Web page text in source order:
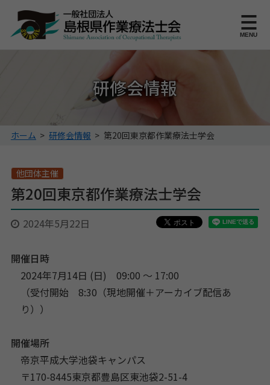
このページの本文へ
MENU
研修会情報
こ
ー
ジ
の
位
置:
ホーム > 研修会情報 > 第20回東京都作業療法士学会
他団体主催
第20回東京都作業療法士学会
2024年5月22日
開催日時
2024年7月14日 (日) 09:00 〜 17:00
（受付開始 8:30（現地開催＋アーカイブ配信あ
り））
開催場所
帝京平成大学池袋キャンパス
〒170-8445東京都豊島区東池袋2-51-4